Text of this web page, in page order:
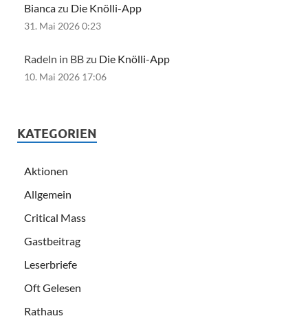
Biancazu Die Knölli-App
31. Mai 2026 0:23
Radeln in BB zu Die Knölli-App
10. Mai 2026 17:06
KATEGORIEN
Aktionen
Allgemein
Critical Mass
Gastbeitrag
Leserbriefe
Oft Gelesen
Rathaus